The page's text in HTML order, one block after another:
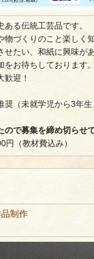
る伝統工芸品です。
づくりのこと楽しく知
せたい、和紙に興味があ
お待ちしております。
歓迎！
奨（未就学児から3年生
で募集を締め切らせて
（教材費込み）
制作